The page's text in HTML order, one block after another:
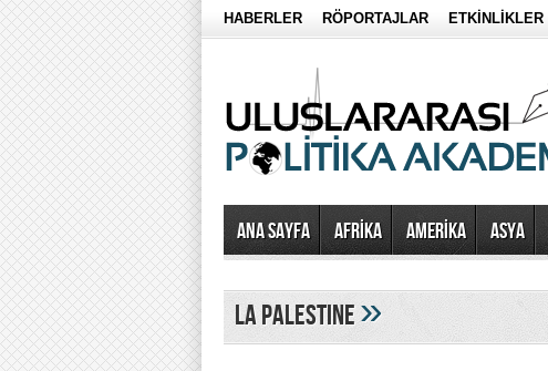
HABERLER RÖPORTAJLAR ETKİNLİKLER
Ana Sayfa AFRİKA AMERİKA ASYA
la palestine»